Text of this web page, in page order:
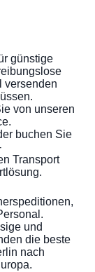
günstige
versenden
von unseren
buchen Sie
Transport
und
die beste
nach